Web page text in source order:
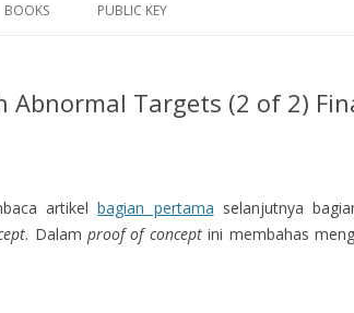
BOOKS PUBLIC KEY
Abnormal Targets (2 of 2)
artikelbagian pertama selanjutnya
. Dalam proof of conceptini membahas